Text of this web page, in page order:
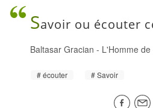
Savoir ou écouter
Baltasar Gracian - L'Homme
écouter Savoir